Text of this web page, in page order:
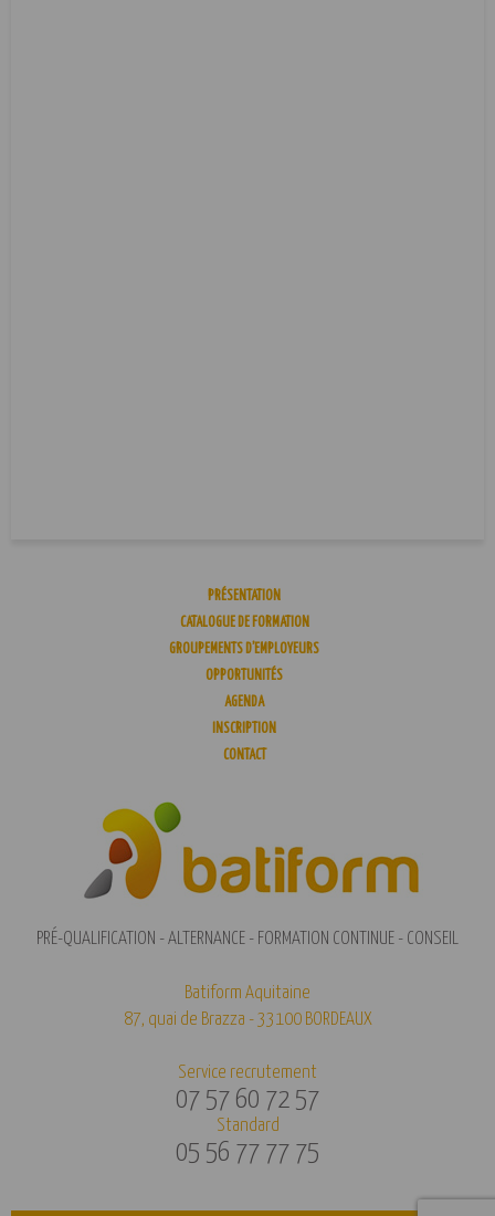
PRÉSENTATION
CATALOGUE DE FORMATION
GROUPEMENTS D’EMPLOYEURS
OPPORTUNITÉS
AGENDA
INSCRIPTION
CONTACT
PRÉ-QUALIFICATION - ALTERNANCE - FORMATION CONTINUE - CONSEIL
Batiform Aquitaine
87, quai de Brazza - 33100 BORDEAUX
Service recrutement
07 57 60 72 57
Standard
05 56 77 77 75